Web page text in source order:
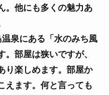
。他にも多くの魅力あ
泉にある「水のみち風
部屋は狭いですが、
り楽しめます。部屋か
えます。何と言っても